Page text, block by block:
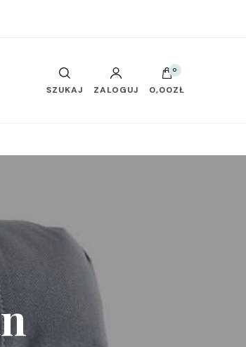
SZUKAJ ZALOGUJ
0
0,00ZŁ